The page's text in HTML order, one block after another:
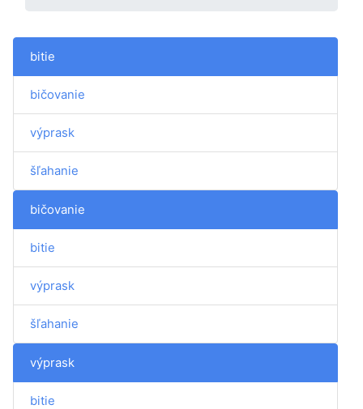
bitie
bičovanie
výprask
šľahanie
bičovanie
bitie
výprask
šľahanie
výprask
bitie